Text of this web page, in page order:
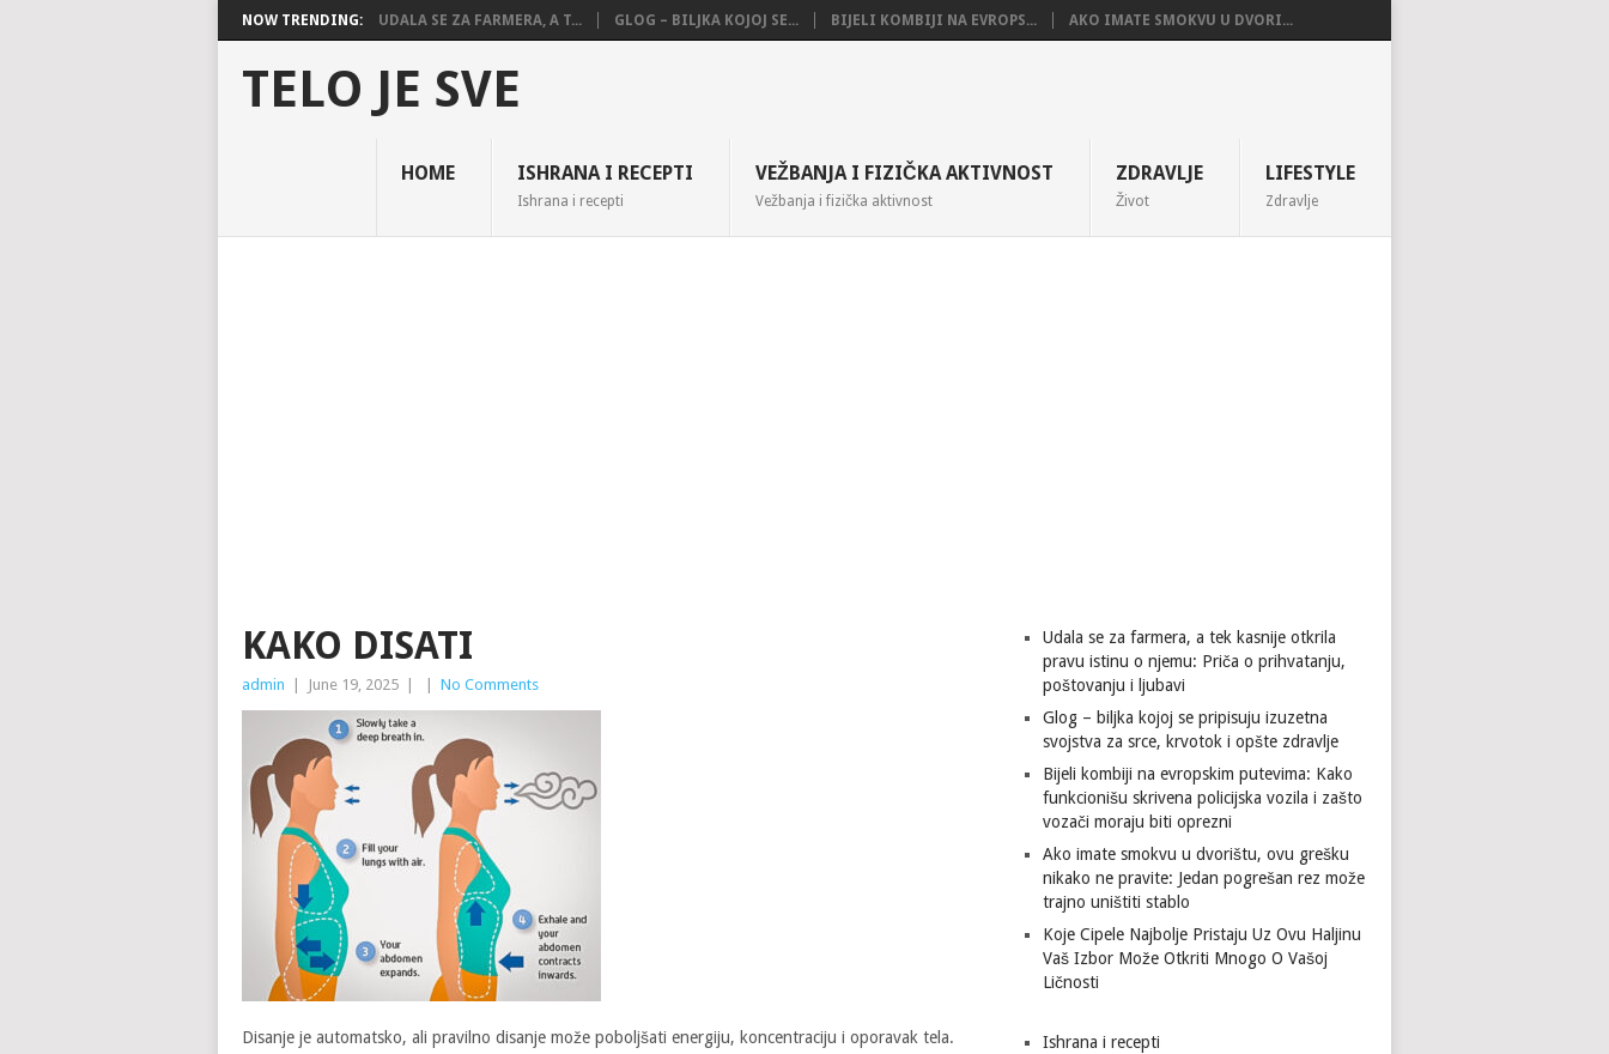
NOW TRENDING: UDALA SE ZA FARMERA, A T... GLOG – BILJKA KOJOJ SE... BIJELI KOMBIJI NA EVROPS... AKO IMATE SMOKVU U DVORI...
TELO JE SVE
HOME ISHRANA I RECEPTI
Ishrana i recepti
VEŽBANJA I FIZIČKA AKTIVNOST
Vežbanja i fizička aktivnost
ZDRAVLJE
Život
LIFESTYLE
Zdravlje
KAKO DISATI
admin June 19, 2025 No Comments
Disanje je automatsko, ali pravilno disanje može poboljšati energiju, koncentraciju i oporavak tela.
Udala se za farmera, a tek kasnije otkrila
pravu istinu o njemu: Priča o prihvatanju,
poštovanju i ljubavi
Glog – biljka kojoj se pripisuju izuzetna
svojstva za srce, krvotok i opšte zdravlje
Bijeli kombiji na evropskim putevima: Kako
funkcionišu skrivena policijska vozila i zašto
vozači moraju biti oprezni
Ako imate smokvu u dvorištu, ovu grešku
nikako ne pravite: Jedan pogrešan rez može
trajno uništiti stablo
Koje Cipele Najbolje Pristaju Uz Ovu Haljinu
Vaš Izbor Može Otkriti Mnogo O Vašoj
Ličnosti
Ishrana i recepti